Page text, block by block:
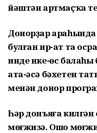
йәштән артмаҫҡа
Донорҙар араһында
булған ир-ат та
инде ике-өс балаһы
ата-әсә бәхетен
менән донор
Һәр донъяға
мөғжизә. Ошо